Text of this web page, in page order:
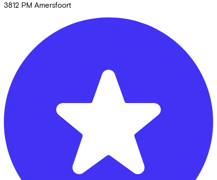
3812 PM Amersfoort